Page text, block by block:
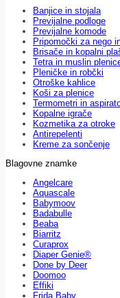
Banjice in stojala
Previjalne podloge
Previjalne komode
Pripomočki za nego
Brisače in kopalni
Tetra in muslin
Pleničke in robčki
Otroške kahlice
Koši za plenice
Termometri in
Kopalne igrače
Kozmetika za otroke
Antirepelenti
Kreme za sončenje
Blagovne znamke
Angelcare
Aquascale
Babymoov
Badabulle
Beaba
Biarritz
Curaprox
Diaper Genie®
Done by Deer
Doomoo
Effiki
Frida Baby